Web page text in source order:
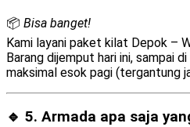
📦 Bisa banget!
Kami layani paket kilat Depok –
Barang dijemput hari ini, sampai
maksimal esok pagi (tergantung
🔹 5. Armada apa saja